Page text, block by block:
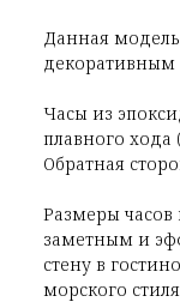
Данная
декоративным
Часы из
плавного хода
Обратная
Размеры часов
заметным и
стену в
морского